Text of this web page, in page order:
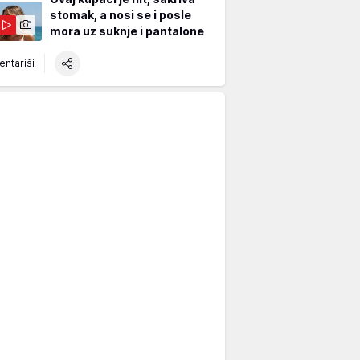
stomak, a nosi se i posle
mora uz suknje i pantalone